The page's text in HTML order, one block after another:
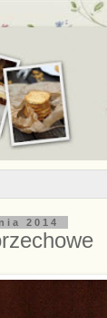
2014